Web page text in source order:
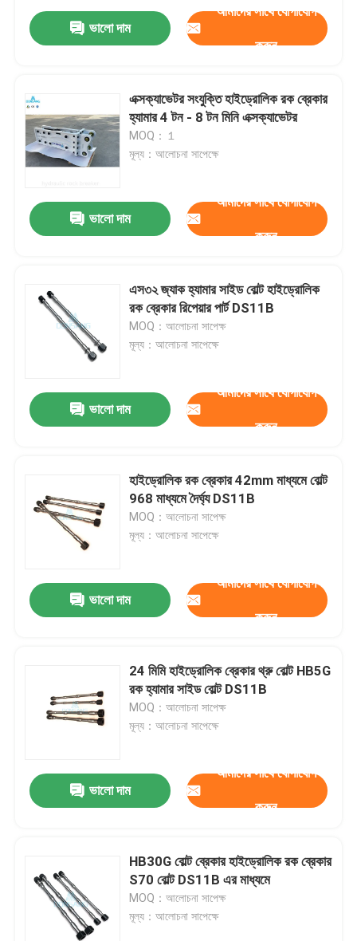
পণ্য
VR প্রদর্শন
ভালো দাম
আমাদের সাথে যোগাযোগ
করুন
এক্সক্যাভেটর সংযুক্তি হাইড্রোলিক রক ব্রেকার
হ্যামার 4 টন - 8 টন মিনি এক্সক্যাভেটর
MOQ：１
মূল্য：আলোচনা সাপেক্ষে
ভালো দাম
আমাদের সাথে যোগাযোগ
করুন
এস৩২ জ্যাক হ্যামার সাইড বোল্ট হাইড্রোলিক
রক ব্রেকার রিপেয়ার পার্ট DS11B
MOQ：আলোচনা সাপেক্ষ
মূল্য：আলোচনা সাপেক্ষে
ভালো দাম
আমাদের সাথে যোগাযোগ
করুন
হাইড্রোলিক রক ব্রেকার 42mm মাধ্যমে বোল্ট
968 মাধ্যমে দৈর্ঘ্য DS11B
MOQ：আলোচনা সাপেক্ষ
মূল্য：আলোচনা সাপেক্ষে
ভালো দাম
আমাদের সাথে যোগাযোগ
করুন
24 মিমি হাইড্রোলিক ব্রেকার থ্রু বোল্ট HB5G
রক হ্যামার সাইড বোল্ট DS11B
MOQ：আলোচনা সাপেক্ষ
মূল্য：আলোচনা সাপেক্ষে
ভালো দাম
আমাদের সাথে যোগাযোগ
করুন
HB30G বোল্ট ব্রেকার হাইড্রোলিক রক ব্রেকার
S70 বোল্ট DS11B এর মাধ্যমে
MOQ：আলোচনা সাপেক্ষ
মূল্য：আলোচনা সাপেক্ষে